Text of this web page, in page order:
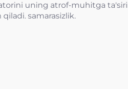
uning atrof-muhitga
samarasizlik.